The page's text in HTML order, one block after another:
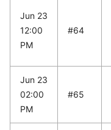
Jun 23
12:00
PM
#64
Jun 23
02:00
PM
#65